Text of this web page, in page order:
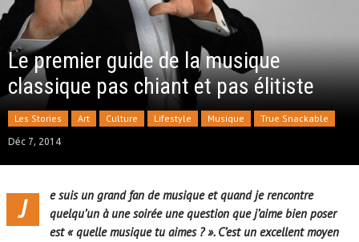
Le premier guide de la musique
classique pas chiant et pas élitiste
Les Stories Art Culture Lifestyle Musique True Snackable
Déc 7, 2014
J
e suis un grand fan de musique et quand je rencontre
quelqu’un à une soirée une question que j’aime bien poser
est « quelle musique tu aimes ? ». C’est un excellent moyen